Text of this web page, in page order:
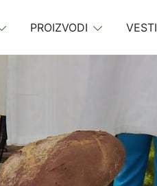
PROIZVODI VESTI